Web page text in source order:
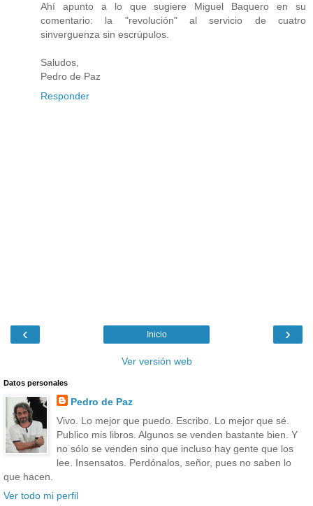
Ahí apunto a lo que sugiere Miguel Baquero en su
comentario: la "revolución" al servicio de cuatro
sinverguenza sin escrúpulos.
Saludos,
Pedro de Paz
Responder
‹ ›
Inicio
Ver versión web
Datos personales
Pedro de Paz
Vivo. Lo mejor que puedo. Escribo. Lo mejor que sé.
Publico mis libros. Algunos se venden bastante bien. Y
no sólo se venden sino que incluso hay gente que los
lee. Insensatos. Perdónalos, señor, pues no saben lo
que hacen.
Ver todo mi perfil